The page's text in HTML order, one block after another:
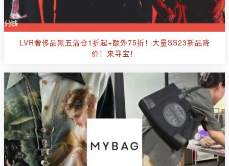
LVR奢侈品黑五清仓1折起+额外75折！大量SS23新品降
价！来寻宝！